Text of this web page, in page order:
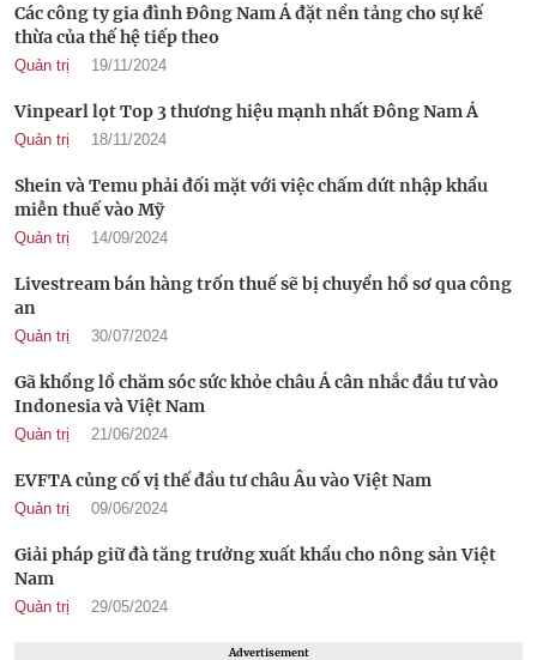
Các công ty gia đình Đông Nam Á đặt nền tảng cho sự kế
thừa của thế hệ tiếp theo
Quản trị 19/11/2024
Vinpearl lọt Top 3 thương hiệu mạnh nhất Đông Nam Á
Quản trị 18/11/2024
Shein và Temu phải đối mặt với việc chấm dứt nhập khẩu
miễn thuế vào Mỹ
Quản trị 14/09/2024
Livestream bán hàng trốn thuế sẽ bị chuyển hồ sơ qua công
an
Quản trị 30/07/2024
Gã khổng lồ chăm sóc sức khỏe châu Á cân nhắc đầu tư vào
Indonesia và Việt Nam
Quản trị 21/06/2024
EVFTA củng cố vị thế đầu tư châu Âu vào Việt Nam
Quản trị 09/06/2024
Giải pháp giữ đà tăng trưởng xuất khẩu cho nông sản Việt
Nam
Quản trị 29/05/2024
Advertisement